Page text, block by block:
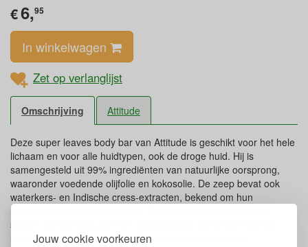
Jouw cookie voorkeuren
€6,95
In winkelwagen
Zet op verlanglijst
Omschrijving Attitude
Deze super leaves body bar van Attitude is geschikt voor het hele
lichaam en voor alle huidtypen, ook de droge huid. Hij is
samengesteld uit 99% ingrediënten van natuurlijke oorsprong,
waaronder voedende olijfolie en kokosolie. De zeep bevat ook
waterkers- en Indische cress-extracten, bekend om hun
schuim dat de huid zacht en gehydrateerd achterlaat. De bar
heeft de frisse geur van sinaasbloesem en eucalyptus.